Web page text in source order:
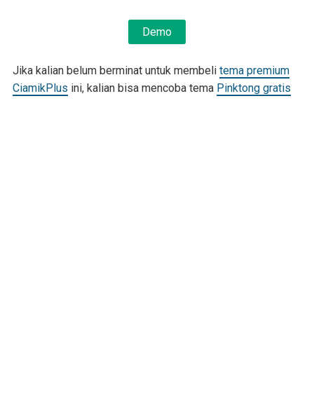
Demo
Jika kalian belum berminat untuk membeli tema premium
CiamikPlus ini, kalian bisa mencoba tema Pinktong gratis